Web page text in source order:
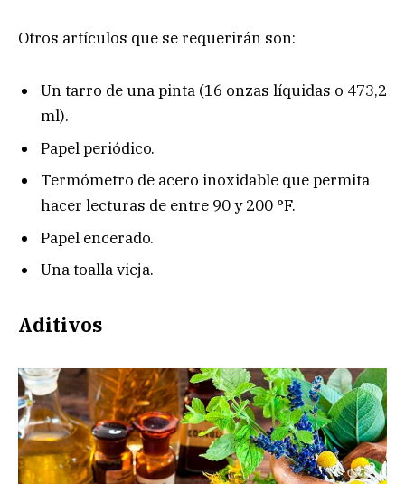
Otros artículos que se requerirán son:
Un tarro de una pinta (16 onzas líquidas o 473,2
ml).
Papel periódico.
Termómetro de acero inoxidable que permita
hacer lecturas de entre 90 y 200 °F.
Papel encerado.
Una toalla vieja.
Aditivos